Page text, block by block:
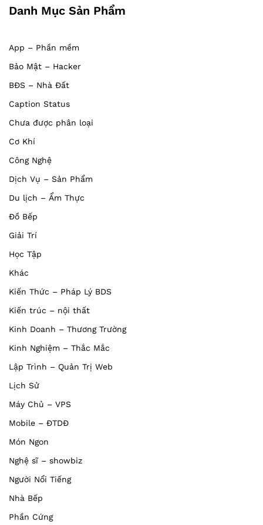
Danh Mục Sản Phẩm
App – Phần mềm
Bảo Mật – Hacker
BĐS – Nhà Đất
Caption Status
Chưa được phân loại
Cơ Khí
Công Nghệ
Dịch Vụ – Sản Phẩm
Du lịch – Ẩm Thực
Đồ Bếp
Giải Trí
Học Tập
Khác
Kiến Thức – Pháp Lý BDS
Kiến trúc – nội thất
Kinh Doanh – Thương Trường
Kinh Nghiệm – Thắc Mắc
Lập Trình – Quản Trị Web
Lịch Sử
Máy Chủ – VPS
Mobile – ĐTDĐ
Món Ngon
Nghệ sĩ – showbiz
Người Nổi Tiếng
Nhà Bếp
Phần Cứng